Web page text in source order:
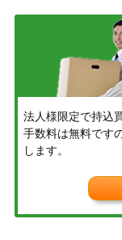
法人様限定で持込
手数料は無料です
します。